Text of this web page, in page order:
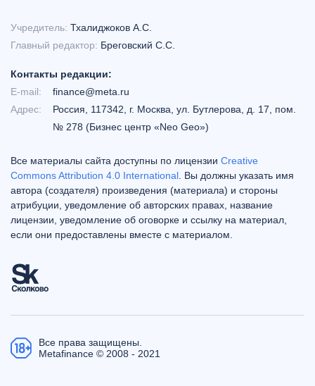
Учредитель: Тхалиджоков А.С.
Главный редактор: Бреговский С.С.
Контакты редакции:
E-mail:
finance@meta.ru
Адрес:
Россия, 117342, г. Москва, ул. Бутлерова, д. 17, пом.
№ 278 (Бизнес центр «Neo Geo»)
Все материалы сайта доступны по лицензии Creative
Commons Attribution 4.0 International . Вы должны указать имя
автора (создателя) произведения (материала) и стороны
атрибуции, уведомление об авторских правах, название
лицензии, уведомление об оговорке и ссылку на материал,
если они предоставлены вместе с материалом.
Все права защищены.
Metafinance © 2008 - 2021